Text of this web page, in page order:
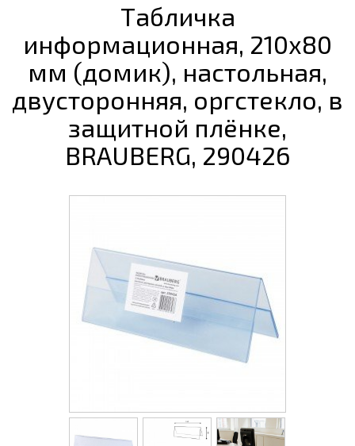
Табличка
информационная, 210х80
мм (домик), настольная,
двусторонняя, оргстекло, в
защитной плёнке,
BRAUBERG, 290426